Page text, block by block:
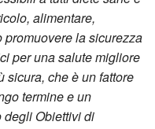
alimentare,
la sicurezza
per una salute migliore
sicura, che è un fattore
termine e un
degli Obiettivi di